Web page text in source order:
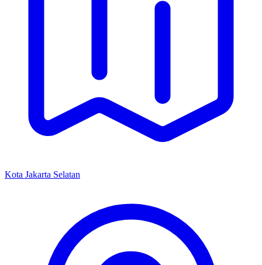
Kota Jakarta Selatan